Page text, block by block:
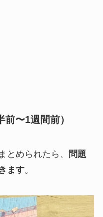
〜1週間前）
とめられたら、
問題
ます。